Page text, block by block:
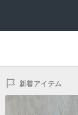
新着アイテム